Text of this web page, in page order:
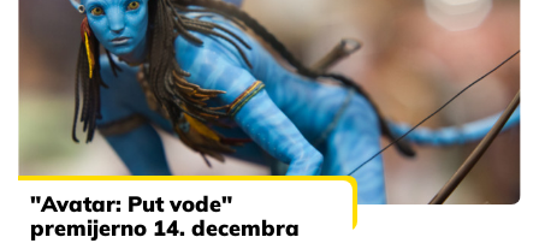
"Avatar: Put vode"
premijerno 14. decembra